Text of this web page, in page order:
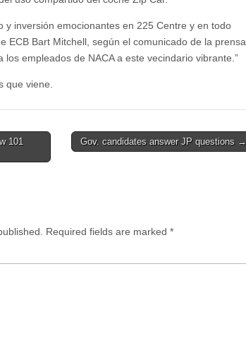
y inversión emocionantes en 225 Centre y en todo
ECB Bart Mitchell, según el comunicado de la prensa.
los empleados de NACA a este vecindario vibrante.”
que viene.
101
Gov. candidates answer JP questions →
Required fields are marked *